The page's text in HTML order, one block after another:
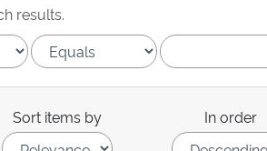
results.
Sort items by In order